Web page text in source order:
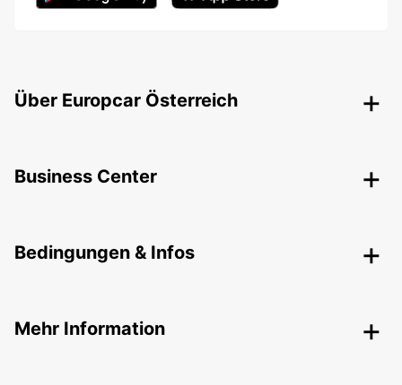
Über Europcar Österreich
Business Center
Bedingungen & Infos
Mehr Information